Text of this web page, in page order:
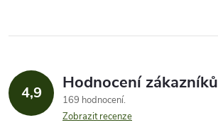
4,9 Hodnocení zákazníků
169 hodnocení
Zobrazit recenze